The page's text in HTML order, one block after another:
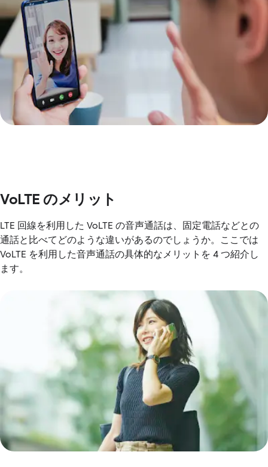
VoLTE のメリット
LTE 回線を利用した VoLTE の音声通話は、固定電話などとの
通話と比べてどのような違いがあるのでしょうか。ここでは
VoLTE を利用した音声通話の具体的なメリットを 4 つ紹介し
ます。